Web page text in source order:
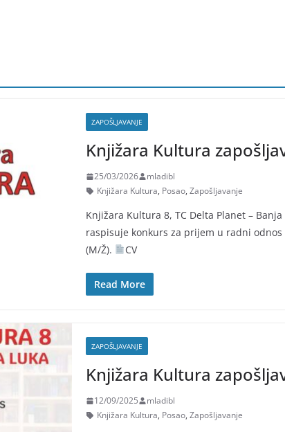
ZAPOŠLJAVANJE
Knjižara Kultura
25/03/2026
mladibl
Knjižara Kultura, Posao, Zapošljavanje
Knjižara Kultura 8, TC Delta Planet – Banja
raspisuje konkurs za prijem u radni odnos
(M/Ž).
CV
Read More
ZAPOŠLJAVANJE
Knjižara Kultura
12/09/2025
mladibl
Knjižara Kultura, Posao, Zapošljavanje